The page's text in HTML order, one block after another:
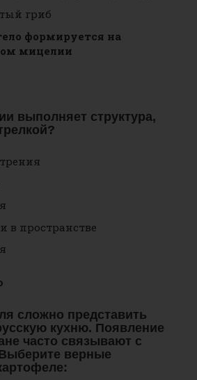
гриб
формируется на
мицелии
выполняет структура,
в пространстве
сложно представить
кухню. Появление
часто связывают с
верные